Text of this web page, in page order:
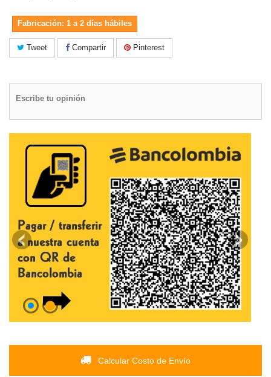
Fabricación: 1 a 2 días hábiles
Tweet Compartir Pinterest
Escribe tu opinión
Calcular Costo de Envío